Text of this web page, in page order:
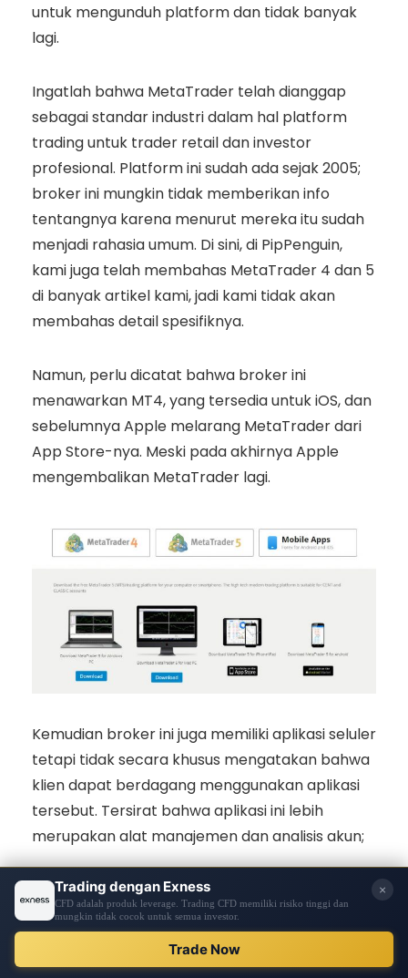
untuk mengunduh platform dan tidak banyak
lagi.
Ingatlah bahwa MetaTrader telah dianggap
sebagai standar industri dalam hal platform
trading untuk trader retail dan investor
profesional. Platform ini sudah ada sejak 2005;
broker ini mungkin tidak memberikan info
tentangnya karena menurut mereka itu sudah
menjadi rahasia umum. Di sini, di PipPenguin,
kami juga telah membahas MetaTrader 4 dan 5
di banyak artikel kami, jadi kami tidak akan
membahas detail spesifiknya.
Namun, perlu dicatat bahwa broker ini
menawarkan MT4, yang tersedia untuk iOS, dan
sebelumnya Apple melarang MetaTrader dari
App Store-nya. Meski pada akhirnya Apple
mengembalikan MetaTrader lagi.
Kemudian broker ini juga memiliki aplikasi seluler
tetapi tidak secara khusus mengatakan bahwa
klien dapat berdagang menggunakan aplikasi
tersebut. Tersirat bahwa aplikasi ini lebih
merupakan alat manajemen dan analisis akun;
Anda dapat mengatur filter dan
mendapatkan informasi terkini hanya
untuk pasangan mata uang atau
instrumen perdagangan lain yang Anda
MENDAFTA